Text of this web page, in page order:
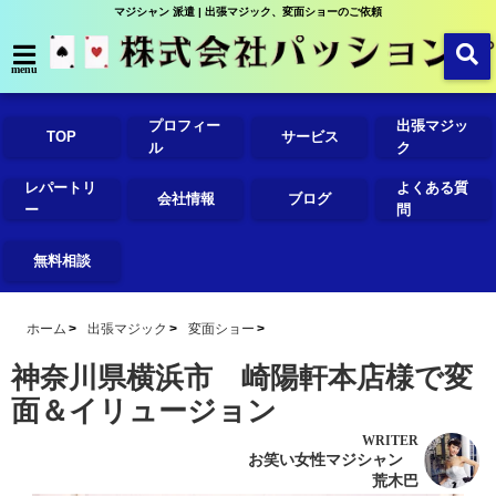
マジシャン 派遣 | 出張マジック、変面ショーのご依頼
menu
TOP
プロフィー
ル
サービス
出張マジッ
ク
レパートリ
ー
会社情報 ブログ
よくある質
問
無料相談
ホーム 出張マジック 変面ショー
神奈川県横浜市 崎陽軒本店様で変
面＆イリュージョン
WRITER
お笑い女性マジシャン
荒木巴